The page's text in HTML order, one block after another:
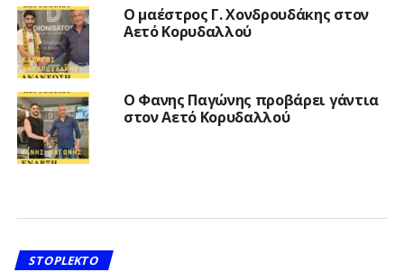
Ο μαέστρος Γ. Χονδρουδάκης στον
Αετό Κορυδαλλού
Ο Φανης Παγώνης προβάρει γάντια
στον Αετό Κορυδαλλού
STOPLEKTO